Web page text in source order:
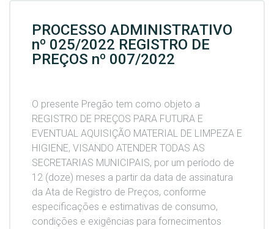
PROCESSO ADMINISTRATIVO
nº 025/2022 REGISTRO DE
PREÇOS nº 007/2022
O presente Pregão tem como objeto a
REGISTRO DE PREÇOS PARA FUTURA E
EVENTUAL AQUISIÇÃO MATERIAL DE LIMPEZA E
HIGIENE, VISANDO ATENDER TODAS AS
SECRETARIAS MUNICIPAIS, por um período de
12 (doze) meses a partir da data de assinatura
da Ata de Registro de Preços, conforme
especificações e estimativas de consumo,
condições e exigências para fornecimentos